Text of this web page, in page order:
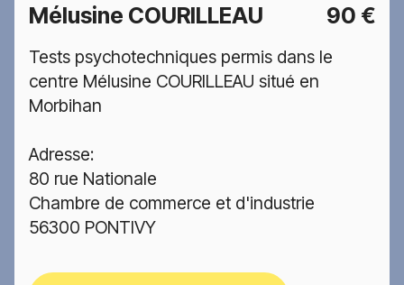
Mélusine COURILLEAU 90 €
Tests psychotechniques permis dans le
centre Mélusine COURILLEAU situé en
Morbihan
Adresse:
80 rue Nationale
Chambre de commerce et d'industrie
56300 PONTIVY